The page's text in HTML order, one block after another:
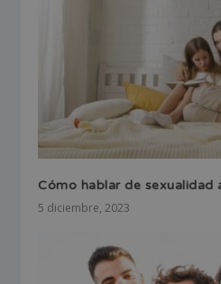
Cómo hablar de sexualidad
5 diciembre, 2023